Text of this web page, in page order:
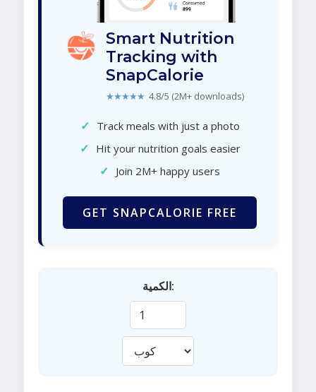
Smart Nutrition
Tracking with
SnapCalorie
★★★★★ 4.8/5 (2M+ downloads)
✓ Track meals with just a photo
✓ Hit your nutrition goals easier
✓ Join 2M+ happy users
GET SNAPCALORIE FREE
الكمية: